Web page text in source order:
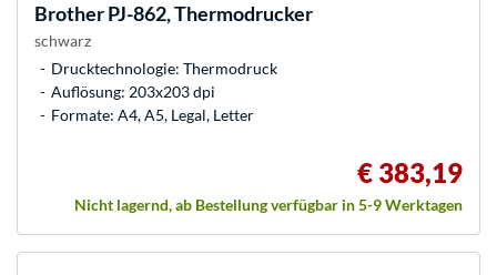
BrotherPJ-862, Thermodrucker
schwarz
Drucktechnologie: Thermodruck
Auflösung: 203x203 dpi
Formate: A4, A5, Legal, Letter
€ 383,19
Nicht lagernd, ab Bestellung verfügbar in 5-9 Werktagen